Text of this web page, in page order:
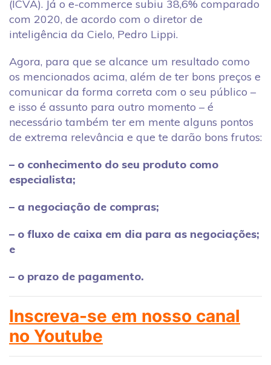
(ICVA). Já o e-commerce subiu 38,6% comparado
com 2020, de acordo com o diretor de
inteligência da Cielo, Pedro Lippi.
Agora, para que se alcance um resultado como
os mencionados acima, além de ter bons preços e
comunicar da forma correta com o seu público –
e isso é assunto para outro momento – é
necessário também ter em mente alguns pontos
de extrema relevância e que te darão bons frutos:
– o conhecimento do seu produto como
especialista;
– a negociação de compras;
– o fluxo de caixa em dia para as negociações;
e
– o prazo de pagamento.
Inscreva-se em nosso canal
no Youtube